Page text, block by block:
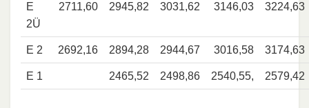
E
2Ü
2711,60 2945,82 3031,62 3146,03 3224,63
E 2 2692,16 2894,28 2944,67 3016,58 3174,63
E 1 2465,52 2498,86 2540,55, 2579,42